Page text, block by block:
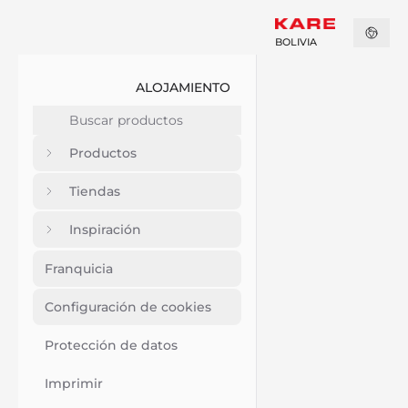
ALOJAMIENTO
Productos
Tiendas
Inspiración
Franquicia
Configuración de cookies
Protección de datos
Imprimir
BOLIVIA